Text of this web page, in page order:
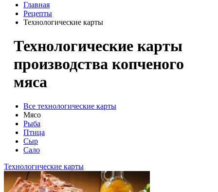
Главная
Рецепты
Технологические карты
Технологические карты
производства копченого
мяса
Все технологические карты
Мясо
Рыба
Птица
Сыр
Сало
Технологические карты